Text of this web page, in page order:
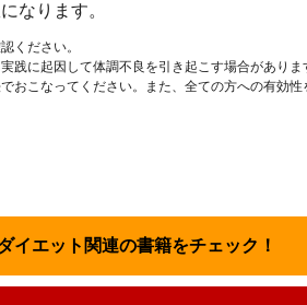
なります。
ください。
践に起因して体調不良を引き起こす場合があり
おこなってください。また、全ての方への有効性
イエット関連の書籍をチェック！